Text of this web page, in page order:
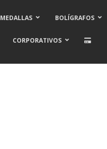
MEDALLAS BOLÍGRAFOS
CORPORATIVOS